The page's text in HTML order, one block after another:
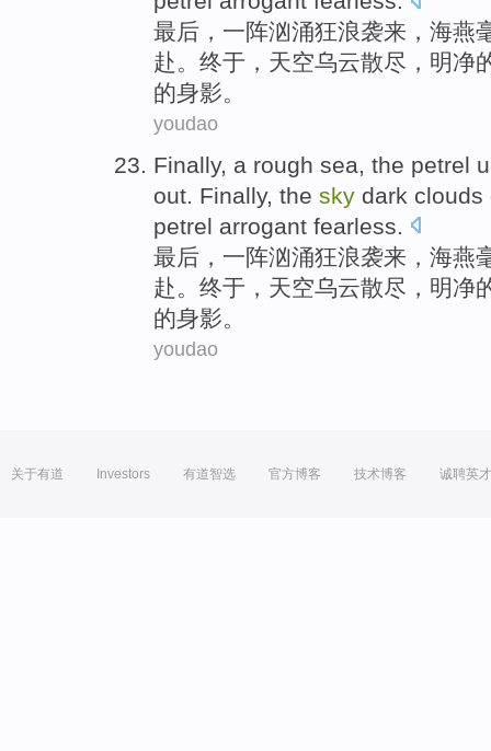
最后 ，一阵汹涌狂浪袭来， 海燕
赴。 终于 ， 天空乌云散尽 ， 明净
的身影。
youdao
Finally, a rough sea, the petrel
out. Finally, the sky dark clouds
petrel arrogant fearless
最后 ，一阵汹涌狂浪袭来， 海燕
赴 。 终于 ， 天空乌云散尽 ， 明净
的身影。
youdao
关于有道 Investors 有道智选 官方博客 技术博客 诚聘英才